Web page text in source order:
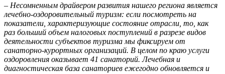
– Несомненным драйвером развития нашего региона является
лечебно-оздоровительный туризм: если посмотреть на
показатели, характеризующие состояние отрасли, то, как
раз больший объем налоговых поступлений в разрезе видов
деятельности субъектов туризма мы фиксируем от
санаторно-курортных организаций. В целом по краю услуги
оздоровления оказывает 41 санаторий. Лечебная и
диагностическая база санаториев ежегодно обновляется и